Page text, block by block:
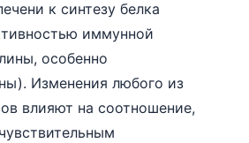
к синтезу белка
иммунной
особенно
Изменения любого из
влияют на соотношение,